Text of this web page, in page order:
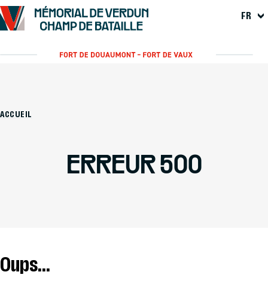
FR
ACCUEIL
ERREUR 500
Oups...